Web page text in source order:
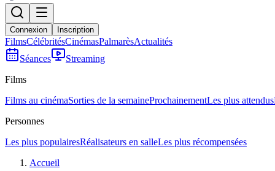
Connexion Inscription
FilmsCélébritésCinémasPalmarèsActualités
Séances
Streaming
Films
Films au cinémaSorties de la semaineProchainementLes plus attendus
Personnes
Les plus populairesRéalisateurs en salleLes plus récompensées
Accueil